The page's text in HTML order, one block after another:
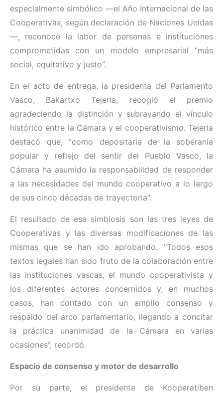
especialmente simbólico —el Año Internacional de las
Cooperativas, según declaración de Naciones Unidas
—, reconoce la labor de personas e instituciones
comprometidas con un modelo empresarial “más
social, equitativo y justo”.
En el acto de entrega, la presidenta del Parlamento
Vasco, Bakartxo Tejeria, recogió el premio
agradeciendo la distinción y subrayando el vínculo
histórico entre la Cámara y el cooperativismo. Tejeria
destacó que, “como depositaria de la soberanía
popular y reflejo del sentir del Pueblo Vasco, la
Cámara ha asumido la responsabilidad de responder
a las necesidades del mundo cooperativo a lo largo
de sus cinco décadas de trayectoria”.
El resultado de esa simbiosis son las tres leyes de
Cooperativas y las diversas modificaciones de las
mismas que se han ido aprobando. “Todos esos
textos legales han sido fruto de la colaboración entre
las instituciones vascas, el mundo cooperativista y
los diferentes actores concernidos y, en muchos
casos, han contado con un amplio consenso y
respaldo del arco parlamentario, llegando a concitar
la práctica unanimidad de la Cámara en varias
ocasiones”, recordó.
Espacio de consenso y motor de desarrollo
Por su parte, el presidente de Kooperatiben